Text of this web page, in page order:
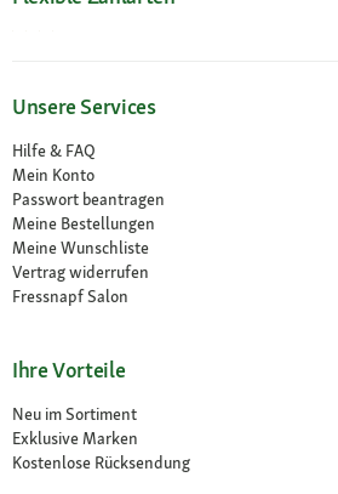
Unsere Services
Hilfe & FAQ
Mein Konto
Passwort beantragen
Meine Bestellungen
Meine Wunschliste
Vertrag widerrufen
Fressnapf Salon
Ihre Vorteile
Neu im Sortiment
Exklusive Marken
Kostenlose Rücksendung